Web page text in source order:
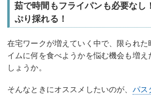
茹で時間もフライパンも必要なし
ぷり採れる！
在宅ワークが増えていく中で、限られた
イムに何を食べようかを悩む機会も増え
しょうか。
そんなときにオススメしたいのが、 パス